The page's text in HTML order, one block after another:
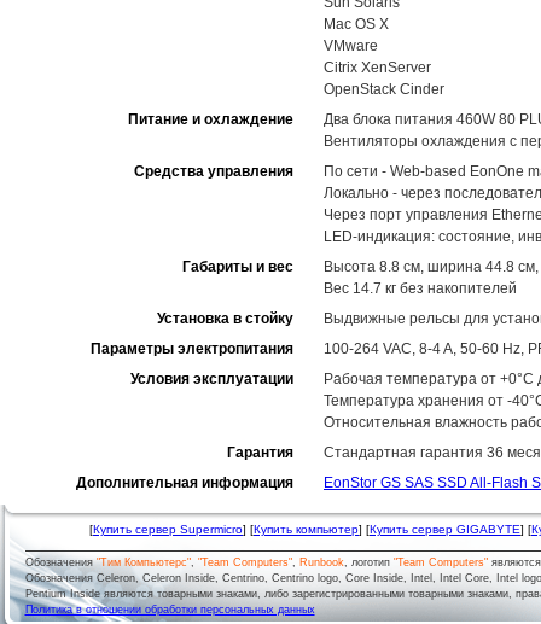
Mac OS X
VMware
Citrix XenServer
OpenStack Cinder
Питание и охлаждение
Два блока питания 460W 80
Вентиляторы охлаждения с
Средства управления
По сети - Web-based EonOne
Локально - через
Через порт управления
LED-индикация: состояние,
Габариты и вес
Высота 8.8 см, ширина 44.8 см,
Вес 14.7 кг без накопителей
Установка в стойку
Выдвижные рельсы для
Параметры электропитания
100-264 VAC, 8-4 A, 50-60 Hz,
Условия эксплуатации
Рабочая температура от +0°C
Температура хранения от -
Относительная влажность
Гарантия
Стандартная гарантия 36
Дополнительная информация
EonStor GS SAS SSD All-Flash
[Купить сервер Supermicro] [Купить компьютер] [Купить сервер GIGABYTE] [
Обозначения"Тим Компьютерс", "Team Computers", Runbook, логотип "Team Computers"
Обозначения Celeron, Celeron Inside, Centrino, Centrino logo, Core Inside, Intel, Intel Core, Intel
Pentium Inside являются товарными знаками, либо зарегистрированными товарными знаками,
Политика в отношении обработки персональных данных